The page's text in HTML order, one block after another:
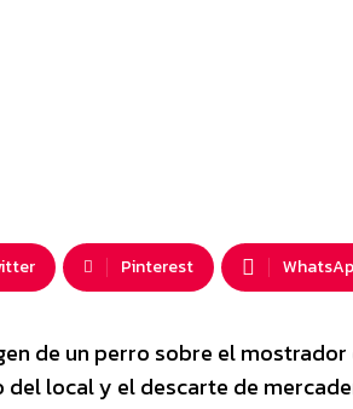
Pinterest
de un perro sobre el
local y el descarte de